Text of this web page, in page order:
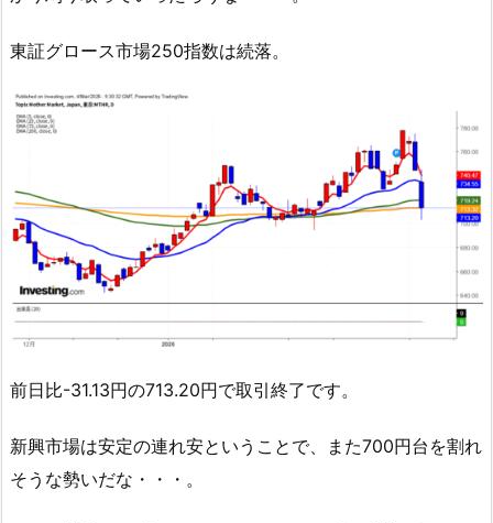
東証グロース市場250指数は続落。
前日比-31.13円の713.20円で取引終了です。
新興市場は安定の連れ安ということで、また700円台を割れ
そうな勢いだな・・・。